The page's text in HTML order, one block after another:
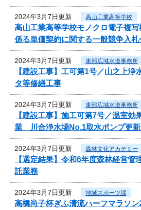
2024年3月7日更新 高山工業高等学校
高山工業高等学校モノクロ電子複
係る単価契約に関する一般競争入札
2024年3月7日更新 東部広域水道事務所
【建設工事】工可第1号／山之上浄
タ等修繕工事
2024年3月7日更新 東部広域水道事務所
【建設工事】施工可第7号／温室効
業 川合浄水場No.1取水ポンプ更
2024年3月7日更新 森林文化アカデミー
【選定結果】令和6年度森林経営管
託業務
2024年3月7日更新 地域スポーツ課
高橋尚子杯ぎふ清流ハーフマラソン